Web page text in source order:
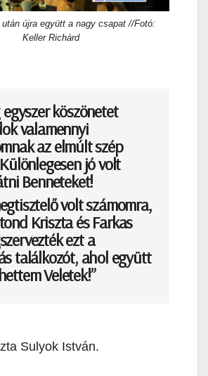
újra együtt a nagy csapat //Fotó:
Keller Richárd
egyszer köszönetet
valamennyi
az elmúlt szép
jó volt
Benneteket!
volt számomra,
Kriszta és Farkas
ezt a
találkozót, ahol együtt
Veletek!”
Sulyok István.